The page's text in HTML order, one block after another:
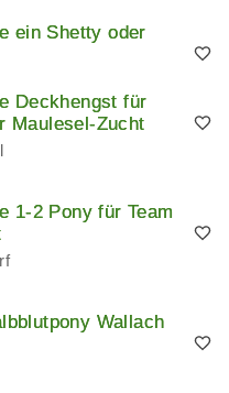
ein Shetty oder
Deckhengst für
Maulesel-Zucht
1-2 Pony für Team
Wallach